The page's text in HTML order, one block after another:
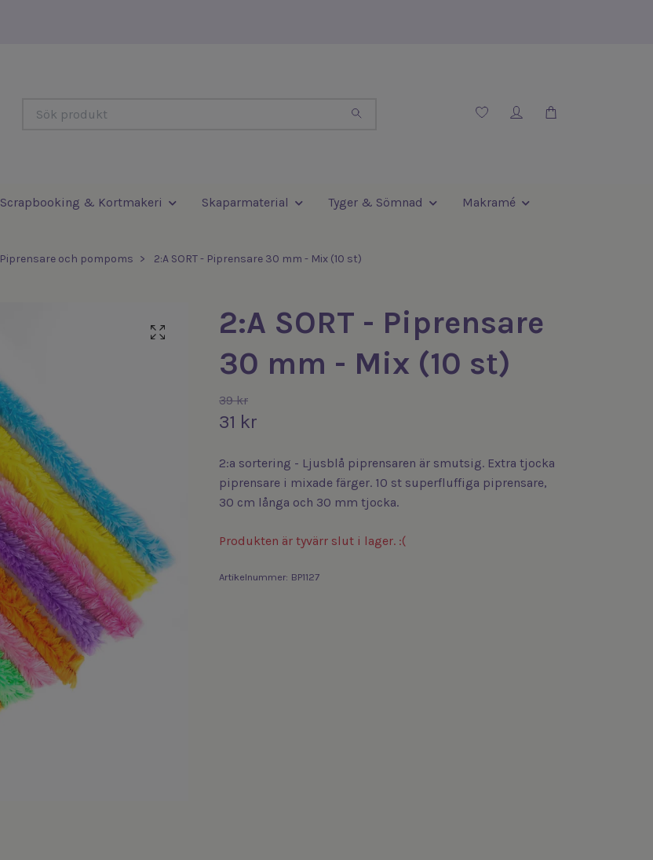
Scrapbooking & Kortmakeri Skaparmaterial Tyger & Sömnad Makramé
Piprensare och pompoms 2:A SORT - Piprensare 30 mm - Mix (10 st)
2:A SORT - Piprensare
30 mm - Mix (10 st)
39 kr
31 kr
2:a sortering - Ljusblå piprensaren är smutsig. Extra tjocka
piprensare i mixade färger. 10 st superfluffiga piprensare,
30 cm långa och 30 mm tjocka.
Produkten är tyvärr slut i lager. :(
Artikelnummer: BP1127